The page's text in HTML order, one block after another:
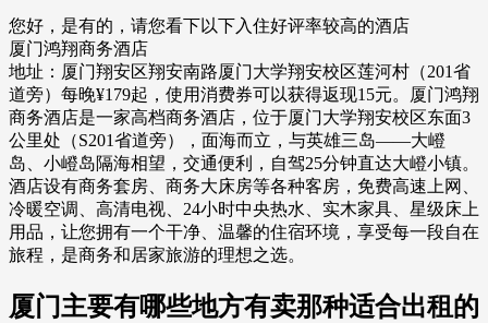
您好，是有的，请您看下以下入住好评率较高的酒店
厦门鸿翔商务酒店
地址：厦门翔安区翔安南路厦门大学翔安校区莲河村（201省
道旁）每晚¥179起，使用消费券可以获得返现15元。厦门鸿翔
商务酒店是一家高档商务酒店，位于厦门大学翔安校区东面3
公里处（S201省道旁），面海而立，与英雄三岛——大嶝
岛、小嶝岛隔海相望，交通便利，自驾25分钟直达大嶝小镇。
酒店设有商务套房、商务大床房等各种客房，免费高速上网、
冷暖空调、高清电视、24小时中央热水、实木家具、星级床上
用品，让您拥有一个干净、温馨的住宿环境，享受每一段自在
旅程，是商务和居家旅游的理想之选。
厦门主要有哪些地方有卖那种适合出租的